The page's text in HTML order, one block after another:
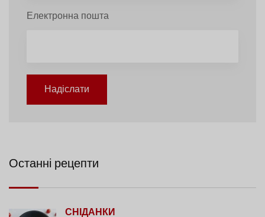
Електронна пошта
Надіслати
Останні рецепти
СНІДАНКИ